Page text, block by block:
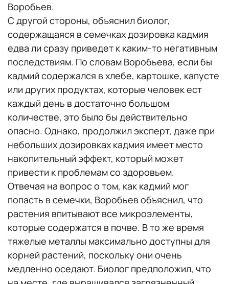
Воробьев.
С другой стороны, объяснил биолог,
содержащаяся в семечках дозировка кадмия
едва ли сразу приведет к каким-то негативным
последствиям. По словам Воробьева, если бы
кадмий содержался в хлебе, картошке, капусте
или других продуктах, которые человек ест
каждый день в достаточно большом
количестве, это было бы действительно
опасно. Однако, продолжил эксперт, даже при
небольших дозировках кадмия имеет место
накопительный эффект, который может
привести к проблемам со здоровьем.
Отвечая на вопрос о том, как кадмий мог
попасть в семечки, Воробьев объяснил, что
растения впитывают все микроэлементы,
которые содержатся в почве. В то же время
тяжелые металлы максимально доступны для
корней растений, поскольку они очень
медленно оседают. Биолог предположил, что